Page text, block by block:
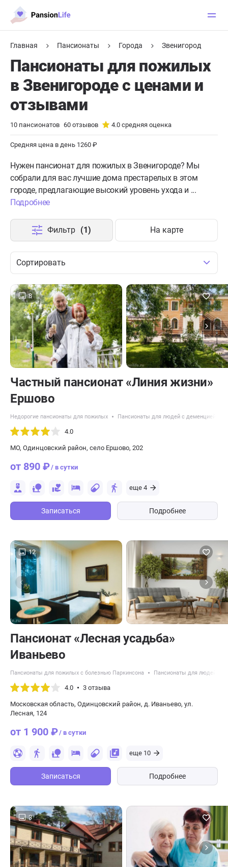
Главная Пансионаты Города Звенигород
Пансионаты для пожилых
в Звенигороде с ценами и
отзывами
10 пансионатов 60 отзывов 4.0 средняя оценка
Средняя цена в день 1260 ₽
Нужен пансионат для пожилых в Звенигороде? Мы
собрали для вас лучшие дома престарелых в этом
городе, предлагающие высокий уровень ухода и ...
Подробнее
Сортировать
Фильтр (1) На карте
8
Частный пансионат «Линия жизни»
Ершово
Недорогие пансионаты для пожилых Пансионаты для людей с деменцией
4.0
МО, Одинцовский район, село Ершово, 202
от 890 ₽/ в сутки
еще 4
Записаться Подробнее
12
Пансионат «Лесная усадьба»
Иваньево
Пансионаты для пожилых с болезнью Паркинсона Пансионаты для людей с
4.0 3 отзыва
Московская область, Одинцовский район, д. Иваньево, ул.
Лесная, 124
от 1 900 ₽/ в сутки
еще 10
Записаться Подробнее
3